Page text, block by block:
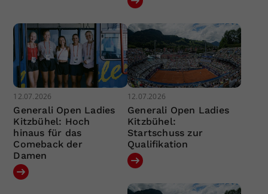
12.07.2026
Generali Open Ladies
Kitzbühel: Hoch
hinaus für das
Comeback der
Damen
12.07.2026
Generali Open Ladies
Kitzbühel:
Startschuss zur
Qualifikation